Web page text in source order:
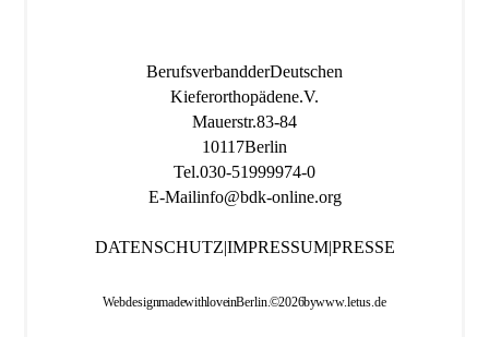
Berufsverband der Deutschen
Kieferorthopäden e.V.
Mauerstr. 83-84
10117 Berlin
Tel.030-519 999 74-0
E-Mailinfo@bdk-online.org
DATENSCHUTZ|IMPRESSUM|PRESSE
Webdesign made with love in Berlin. © 2026 bywww.letus.de